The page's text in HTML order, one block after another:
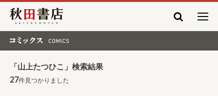
秋田書店
「山上たつひこ」検索結果
27件見つかりました